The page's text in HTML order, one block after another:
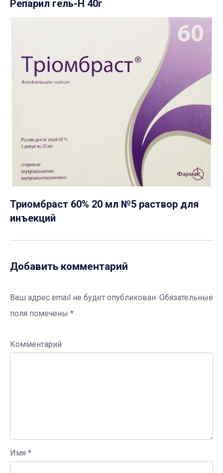
Репарил гель-H 40г
Триомбраст 60% 20 мл №5 раствор для
инъекций
Добавить комментарий
Ваш адрес email не будет опубликован. Обязательные
поля помечены *
Комментарий
Имя *